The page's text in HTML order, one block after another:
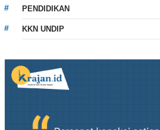
PENDIDIKAN
KKN UNDIP